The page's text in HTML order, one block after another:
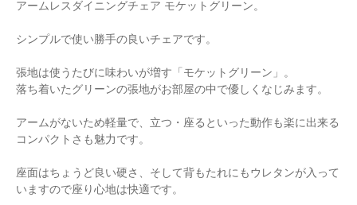
アームレスダイニングチェア モケットグリーン。
シンプルで使い勝手の良いチェアです。
張地は使うたびに味わいが増す「モケットグリーン」。
落ち着いたグリーンの張地がお部屋の中で優しくなじみます。
アームがないため軽量で、立つ・座るといった動作も楽に出来る
コンパクトさも魅力です。
座面はちょうど良い硬さ、そして背もたれにもウレタンが入って
いますので座り心地は快適です。